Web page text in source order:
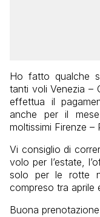
Ho fatto qualche
tanti voli Venezia –
effettua il
anche per il
moltissimi Firenze –
Vi consiglio di
volo per l’estate,
solo per le rotte
compreso tra aprile
Buona